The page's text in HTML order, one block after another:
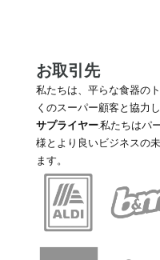
お取引先
私たちは、平らな食器の
くのスーパー顧客と協力
サプライヤー.私たちはパ
様とより良いビジネスの
ます。